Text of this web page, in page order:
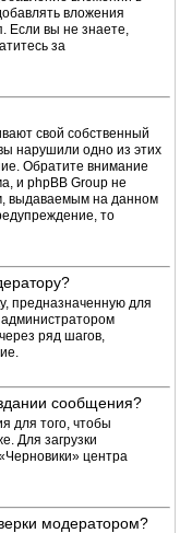
вложения
Если вы не знаете,
за
свой собственный
нарушили одно из этих
Обратите внимание
и phpBB Group не
выдаваемым на данном
то
предназначенную для
ряд шагов,
сообщения?
для того, чтобы
Для загрузки
центра
модератором?